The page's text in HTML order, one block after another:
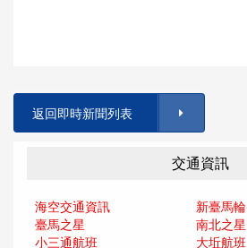
返回即時新聞列表
交通資訊
海空交通資訊
新臺馬輪
臺馬之星
南北之星
小三通航班
大坵航班